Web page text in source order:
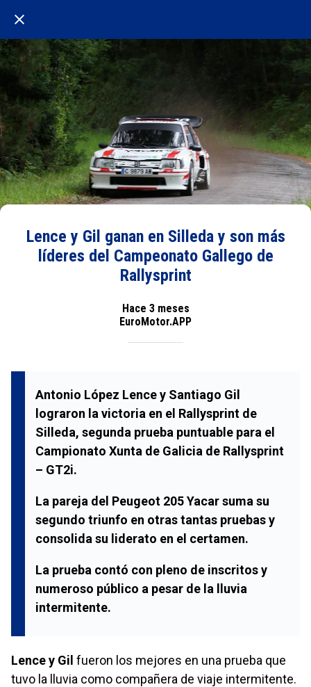
Lence y Gil ganan en Silleda y son más
líderes del Campeonato Gallego de
Rallysprint
Hace 3 meses
EuroMotor.APP
Antonio López Lence y Santiago Gil
lograron la victoria en el Rallysprint de
Silleda, segunda prueba puntuable para el
Campionato Xunta de Galicia de Rallysprint
– GT2i.
La pareja del Peugeot 205 Yacar suma su
segundo triunfo en otras tantas pruebas y
consolida su liderato en el certamen.
La prueba contó con pleno de inscritos y
numeroso público a pesar de la lluvia
intermitente.
Lence y Gil fueron los mejores en una prueba que
tuvo la lluvia como compañera de viaje intermitente.